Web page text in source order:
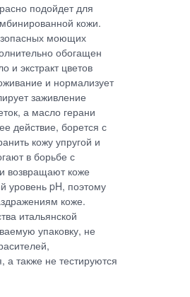
подойдет для
кожи.
моющих
обогащен
и экстракт цветов
и нормализует
заживление
а масло герани
действие, борется с
кожу упругой и
в борьбе с
возвращают коже
уровень pH, поэтому
коже.
итальянской
упаковку, не
а также не тестируются